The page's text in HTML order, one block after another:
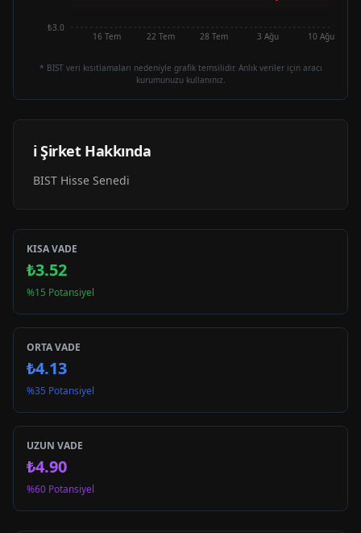
16 Tem 22 Tem 28 Tem 3 Ağu 10 Ağu
₺3.0
* BIST veri kısıtlamaları nedeniyle grafik temsilidir. Anlık veriler için aracı
kurumunuzu kullanınız.
ℹ️ Şirket Hakkında
BIST Hisse Senedi
KISA VADE
₺3.52
%15 Potansiyel
ORTA VADE
₺4.13
%35 Potansiyel
UZUN VADE
₺4.90
%60 Potansiyel